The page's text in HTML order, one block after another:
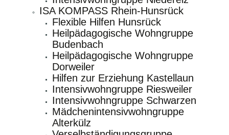
ISA KOMPASS Rhein-Hunsrück
Flexible Hilfen Hunsrück
Heilpädagogische Wohngruppe
Budenbach
Heilpädagogische Wohngruppe
Dorweiler
Hilfen zur Erziehung Kastellaun
Intensivwohngruppe Riesweiler
Intensivwohngruppe Schwarzen
Mädchenintensivwohngruppe
Alterkülz